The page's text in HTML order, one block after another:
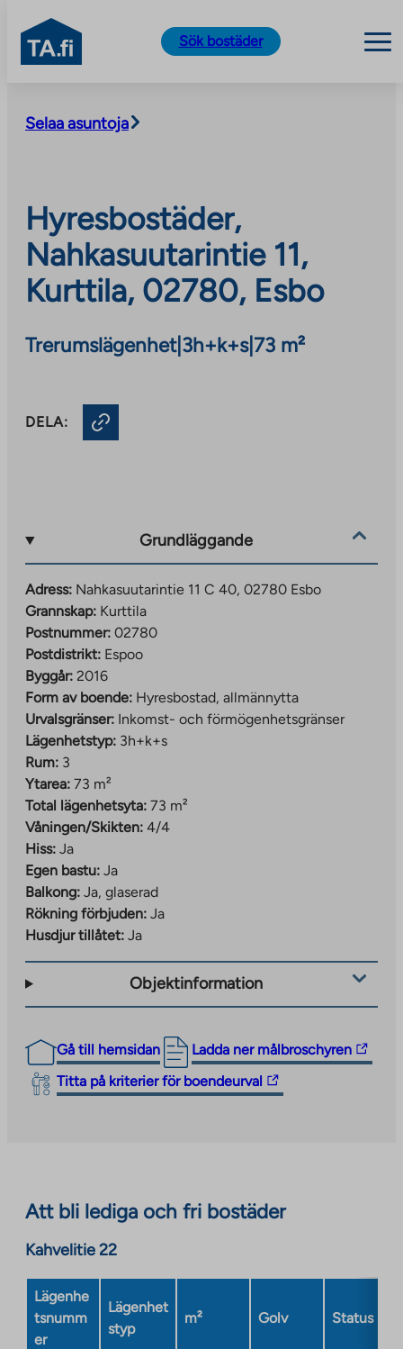
content
TA.fi
Sök bostäder
Selaa asuntoja
Hyresbostäder,
Nahkasuutarintie 11,
Kurttila, 02780, Esbo
Trerumslägenhet| 3h+k+s| 73 m²
DELA:
Grundläggande
Adress: Nahkasuutarintie 11 C 40, 02780 Esbo
Grannskap: Kurttila
Postnummer: 02780
Postdistrikt: Espoo
Byggår: 2016
Form av boende: Hyresbostad, allmännytta
Urvalsgränser: Inkomst- och förmögenhetsgränser
Lägenhetstyp: 3h+k+s
Rum: 3
Ytarea: 73 m²
Total lägenhetsyta: 73 m²
Våningen/Skikten: 4/4
Hiss: Ja
Egen bastu: Ja
Balkong: Ja, glaserad
Rökning förbjuden: Ja
Husdjur tillåtet: Ja
Objektinformation
Gå till hemsidan Ladda ner målbroschyren
The
link
takes
site.
Link
new
Titta på kriterier för boendeurval
The
link
external
Link
opens
in
a
Att bli lediga och fri bostäder
Kahvelitie 22
Lägenhe
tsnumm
er
Lägenhet
styp
m² Golv Status